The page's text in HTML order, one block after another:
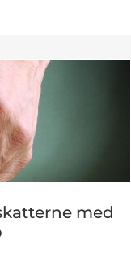
med